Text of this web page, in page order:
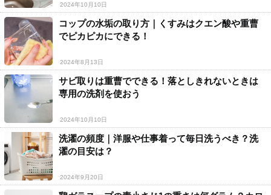
2024年10月10日
コップの水垢の取り方｜くすみはクエン酸や重曹
でピカピカにできる！
2024年8月13日
サビ取りは重曹でできる！落としきれないときは
専用の洗剤を使おう
2024年10月10日
洗濯の頻度｜洋服や仕事着って毎日洗うべき？洗
濯の目安は？
2024年9月20日